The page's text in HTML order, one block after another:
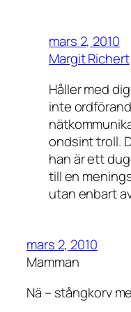
mars 2, 2010
Margit Richert
Håller med
inte
ondsint troll.
han är ett
till en
utan enbart
mars 2, 2010
Mamman
Nä – stångkorv